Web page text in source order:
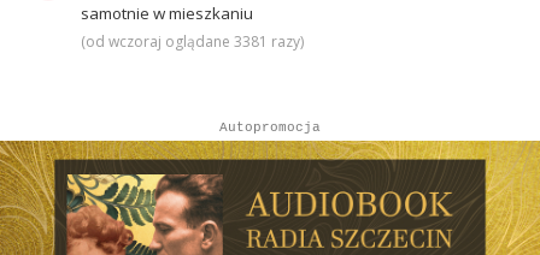
samotnie w mieszkaniu
(od wczoraj oglądane 3381 razy)
Autopromocja